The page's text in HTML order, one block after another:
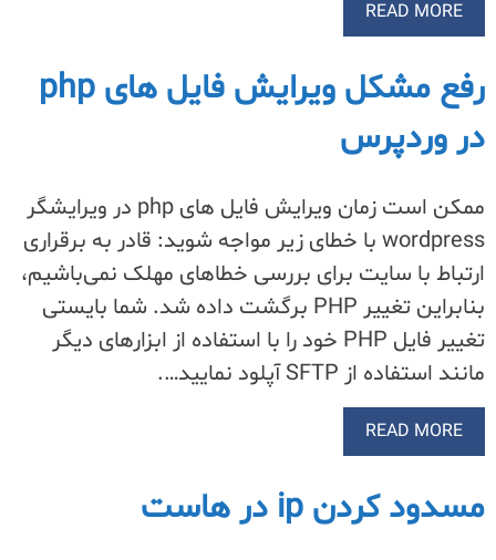
READ MORE
رفع مشکل ویرایش فایل های php
در وردپرس
ممکن است زمان ویرایش فایل های php در ویرایشگر
wordpress با خطای زیر مواجه شوید: قادر به برقراری
ارتباط با سایت برای بررسی خطاهای مهلک نمی‌باشیم،
بنابراین تغییر PHP برگشت داده شد. شما بایستی
تغییر فایل PHP خود را با استفاده از ابزارهای دیگر
مانند استفاده از SFTP آپلود نمایید….
READ MORE
مسدود کردن ip در هاست